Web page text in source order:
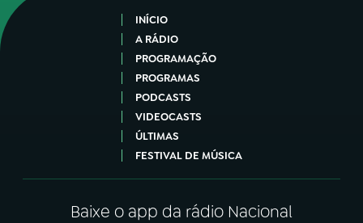
INÍCIO
A RÁDIO
PROGRAMAÇÃO
PROGRAMAS
PODCASTS
VIDEOCASTS
ÚLTIMAS
FESTIVAL DE MÚSICA
Baixe o app da rádio Nacional